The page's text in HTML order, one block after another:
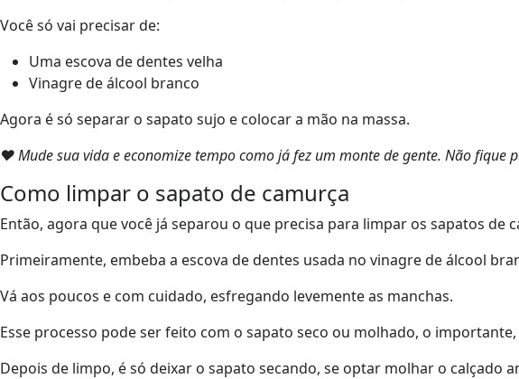
Você só vai precisar de:
Uma escova de dentes velha
Vinagre de álcool branco
Agora é só separar o sapato sujo e colocar a mão na massa.
❤ Mude sua vida e economize tempo como já fez um monte de gente. Não fique
Como limpar o sapato de camurça
Então, agora que você já separou o que precisa para limpar os sapatos de
Primeiramente, embeba a escova de dentes usada no vinagre de álcool
Vá aos poucos e com cuidado, esfregando levemente as manchas.
Esse processo pode ser feito com o sapato seco ou molhado, o
Depois de limpo, é só deixar o sapato secando, se optar molhar o calçado